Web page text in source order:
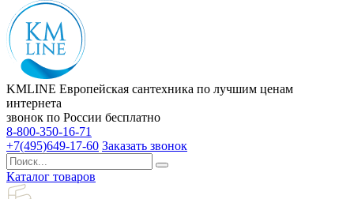
KMLINE Европейская сантехника по лучшим ценам
интернета
звонок по России бесплатно
8-800-350-16-71
+7(495)649-17-60 Заказать звонок
Каталог товаров